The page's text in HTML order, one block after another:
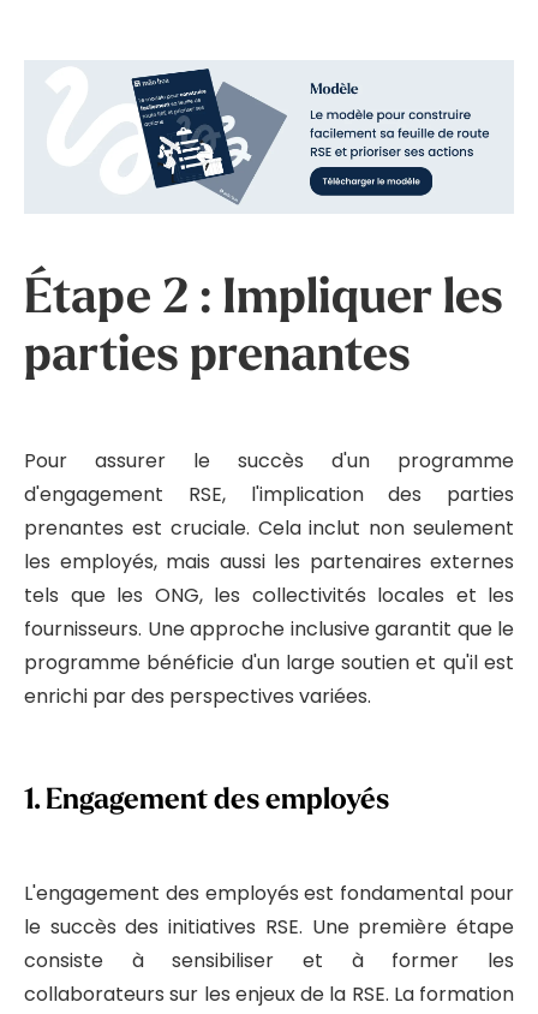
Étape 2 : Impliquer les
parties prenantes
Pour assurer le succès d'un programme
d'engagement RSE, l'implication des parties
prenantes est cruciale. Cela inclut non seulement
les employés, mais aussi les partenaires externes
tels que les ONG, les collectivités locales et les
fournisseurs. Une approche inclusive garantit que le
programme bénéficie d'un large soutien et qu'il est
enrichi par des perspectives variées.
1. Engagement des employés
L'engagement des employés est fondamental pour
le succès des initiatives RSE. Une première étape
consiste à sensibiliser et à former les
collaborateurs sur les enjeux de la RSE. La formation